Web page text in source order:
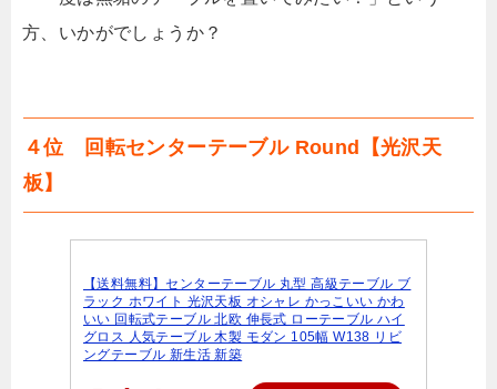
方、いかがでしょうか？
４位 回転センターテーブル Round【光沢天
板】
【送料無料】センターテーブル 丸型 高級テーブル ブ
ラック ホワイト 光沢天板 オシャレ かっこいい かわ
いい 回転式テーブル 北欧 伸長式 ローテーブル ハイ
グロス 人気テーブル 木製 モダン 105幅 W138 リビ
ングテーブル 新生活 新築